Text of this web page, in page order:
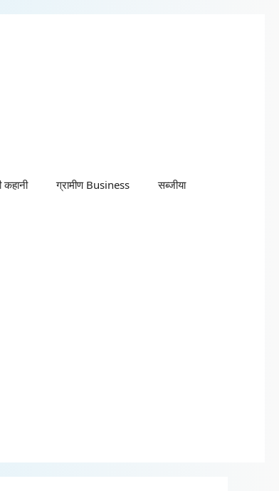
ग्रामीण Business सब्जीया